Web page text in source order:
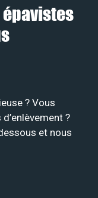
épavistes
? Vous
?
et nous